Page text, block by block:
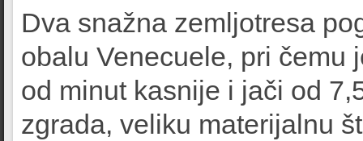
Dva snažna zemljotresa
obalu Venecuele, pri čemu
od minut kasnije i jači od
zgrada, veliku materijalnu